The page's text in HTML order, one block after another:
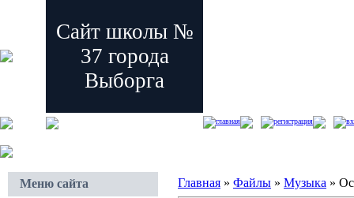
Сайт школы №
37 города
Выборга
главная регистрация
Меню сайта
Главная » Файлы » Музыка »